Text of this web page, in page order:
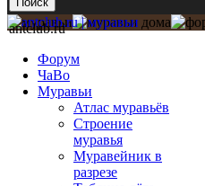
antclub.ru
Форум
ЧаВо
Муравьи
Атлас муравьёв
Строение
муравья
Муравейник в
разрезе